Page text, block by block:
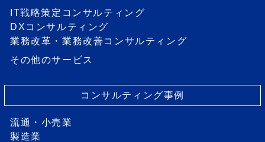
IT戦略策定コンサルティング
DXコンサルティング
業務改革・業務改善コンサルティング
その他のサービス
コンサルティング事例
流通・小売業
製造業